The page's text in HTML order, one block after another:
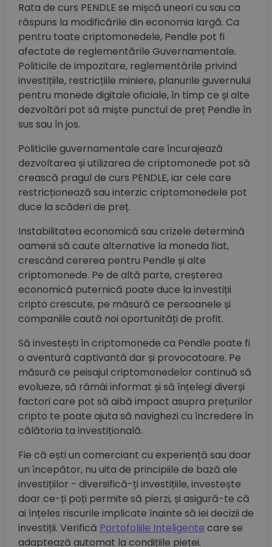
Rata de curs PENDLE se mișcă uneori cu sau ca
răspuns la modificările din economia largă. Ca
pentru toate criptomonedele, Pendle pot fi
afectate de reglementările Guvernamentale.
Politicile de impozitare, reglementările privind
investițiile, restricțiile miniere, planurile guvernului
pentru monede digitale oficiale, în timp ce și alte
dezvoltări pot să miște punctul de preț Pendle în
sus sau în jos.
Politicile guvernamentale care încurajează
dezvoltarea și utilizarea de criptomonede pot să
crească pragul de curs PENDLE, iar cele care
restricționează sau interzic criptomonedele pot
duce la scăderi de preț.
Instabilitatea economică sau crizele determină
oamenii să caute alternative la moneda fiat,
crescând cererea pentru Pendle și alte
criptomonede. Pe de altă parte, creșterea
economică puternică poate duce la investiții
cripto crescute, pe măsură ce persoanele și
companiile caută noi oportunități de profit.
Să investești în criptomonede ca Pendle poate fi
o aventură captivantă dar și provocatoare. Pe
măsură ce peisajul criptomonedelor continuă să
evolueze, să rămâi informat și să înțelegi diverși
factori care pot să aibă impact asupra prețurilor
cripto te poate ajuta să navighezi cu încredere în
călătoria ta investițională.
Fie că ești un comerciant cu experiență sau doar
un începător, nu uita de principiile de bază ale
investițiilor - diversifică-ți investițiile, investește
doar ce-ți poți permite să pierzi, și asigură-te că
ai înțeles riscurile implicate înainte să iei decizii de
investiții. Verifică Portofoliile Inteligente care se
adaptează automat la condițiile pieței.